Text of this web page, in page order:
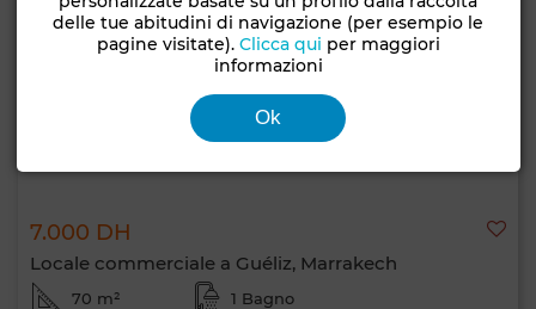
7.000 DH
Locale commerciale a Guéliz, Marrakech
70 m² 1 Bagno
delle tue abitudini di navigazione (per esempio le
pagine visitate). Clicca qui per maggiori
informazioni
Ok